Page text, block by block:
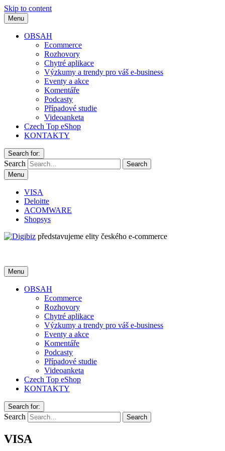
Skip to content
Menu
OBSAH
Ecommerce
Rozhovory
Chytré aplikace
Výzkumy a trendy pro váš e-business
Eventy a akce
Komentáře
Podcasty
Případové studie
Videoanketa
Czech Top eShop
KONTAKTY
Search for:
Search
Menu
VISA
Deloitte
ACOMWARE
Shopsys
představujeme elity českého e-commerce
Menu
OBSAH
Ecommerce
Rozhovory
Chytré aplikace
Výzkumy a trendy pro váš e-business
Eventy a akce
Komentáře
Podcasty
Případové studie
Videoanketa
Czech Top eShop
KONTAKTY
Search for:
Search
VISA